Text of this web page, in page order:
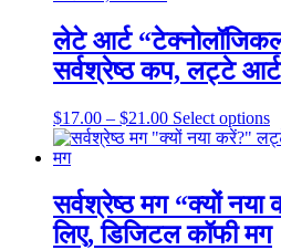
$21.00
be
लेटे आर्ट
सर्वश्रेष्ठ कप, लट्टे
$17.00 – $21.00Price
range:
$21.00
Select options
सर्वश्रेष्ठ मग “क्यों
लिए, डिजिटल कॉफी मग